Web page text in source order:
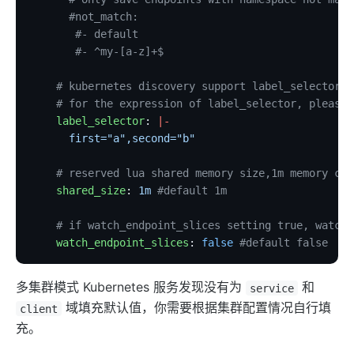
      #not_match:
       #- default
       #- ^my-[a-z]+$
    # kubernetes discovery support label_selector
# for the expression of label_selector,
    label_selector
:
|-
      first="a",second="b"
# reserved lua shared memory size,1m memory
    shared_size
: 1m #default 1m
# if watch_endpoint_slices setting true,
    watch_endpoint_slices
: false #default false
多集群模式 Kubernetes 服务发现没有为 service 和
client
域填充默认值，你需要根据集群配置情况自行填
充。